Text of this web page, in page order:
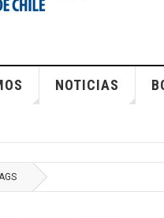
NOTICIAS